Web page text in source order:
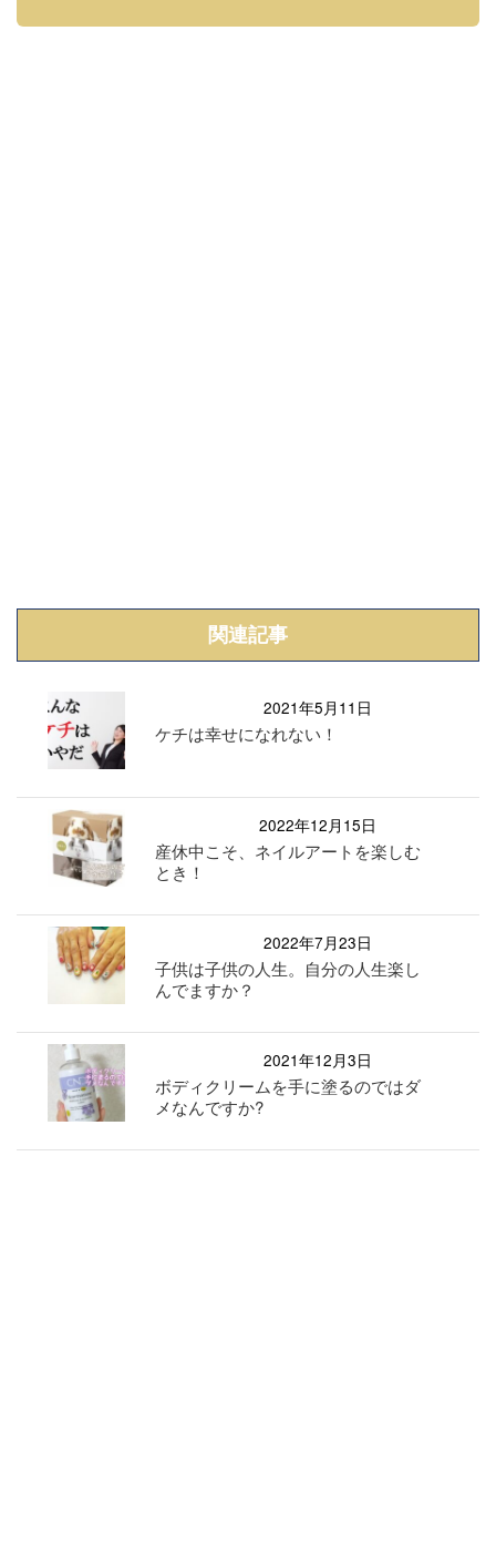
関連記事
2021年5月11日
ケチは幸せになれない！
2022年12月15日
産休中こそ、ネイルアートを楽しむ
とき！
2022年7月23日
子供は子供の人生。自分の人生楽し
んでますか？
2021年12月3日
ボディクリームを手に塗るのではダ
メなんですか?